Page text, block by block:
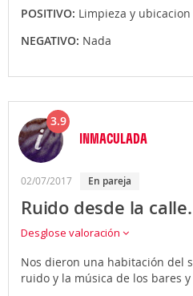
POSITIVO: Limpieza y ubicacion
NEGATIVO: Nada
3.9
INMACULADA
02/07/2017 En pareja
Ruido desde la calle.
Desglose valoración
Nos dieron una habitación del
ruido y la música de los bares